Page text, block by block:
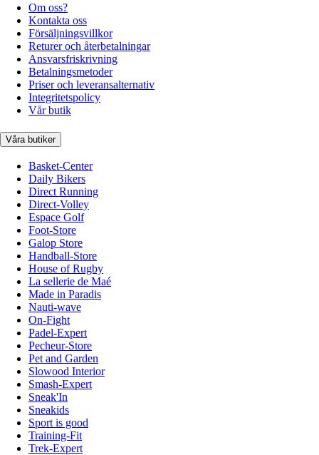
Om oss?
Kontakta oss
Försäljningsvillkor
Returer och återbetalningar
Ansvarsfriskrivning
Betalningsmetoder
Priser och leveransalternativ
Integritetspolicy
Vår butik
Våra butiker
Basket-Center
Daily Bikers
Direct Running
Direct-Volley
Espace Golf
Foot-Store
Galop Store
Handball-Store
House of Rugby
La sellerie de Maé
Made in Paradis
Nauti-wave
On-Fight
Padel-Expert
Pecheur-Store
Pet and Garden
Slowood Interior
Smash-Expert
Sneak'In
Sneakids
Sport is good
Training-Fit
Trek-Expert